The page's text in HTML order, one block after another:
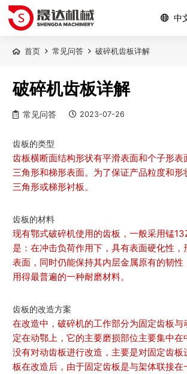
中
首页 常见问答 破碎机齿板详解
破碎机齿板详解
常见问答 2023-07-26
齿板的类型
齿板横断面结构形状有平滑表面和个子形表
三角形和梯形表面。为了保证产品粒度和形
三角形或梯形衬板。
齿板的材料
现有鄂式破碎机使用的齿板，一般采用锰
是：在冲击负荷作用下，具有表面硬化性，
表面，同时仍能保持其内层金属原有的韧性
用得最普遍的一种耐磨材料。
齿板的改造方案
在改造中，破碎机的工作部分为固定齿板与
定在动鄂上，它的主要磨损部位主要集中在
没有对动齿板进行改造，主要是对固定齿板
板在改造后，由于固定齿板是与架体联接在